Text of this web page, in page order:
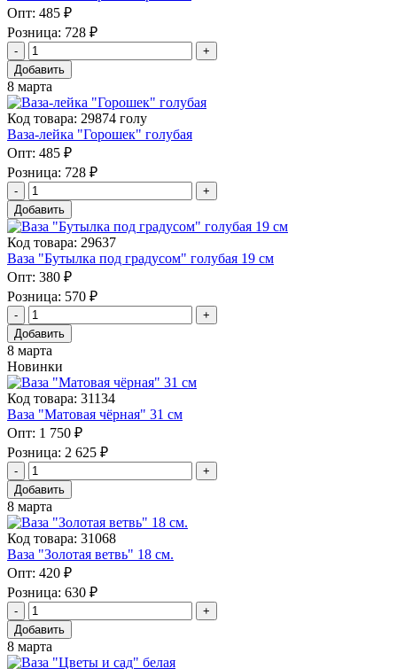
Опт: 485 ₽
Розница: 728 ₽
Добавить
8 марта
Код товара: 29874 голу
Ваза-лейка "Горошек" голубая
Опт: 485 ₽
Розница: 728 ₽
Добавить
Код товара: 29637
Ваза "Бутылка под градусом" голубая 19 см
Опт: 380 ₽
Розница: 570 ₽
Добавить
8 марта
Новинки
Код товара: 31134
Ваза "Матовая чёрная" 31 см
Опт: 1 750 ₽
Розница: 2 625 ₽
Добавить
8 марта
Код товара: 31068
Ваза "Золотая ветвь" 18 см.
Опт: 420 ₽
Розница: 630 ₽
Добавить
8 марта